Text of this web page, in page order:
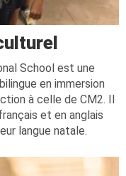
School est une
en immersion
à celle de CM2. Il
et en anglais
langue natale.